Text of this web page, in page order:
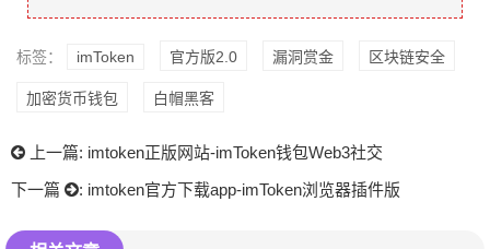
标签： imToken 官方版2.0 漏洞赏金 区块链安全
加密货币钱包 白帽黑客
上一篇: imtoken正版网站-imToken钱包Web3社交
下一篇
: imtoken官方下载app-imToken浏览器插件版